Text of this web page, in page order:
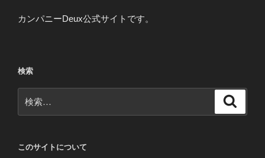
カンパニーDeux公式サイトです。
検索
索:
このサイトについて